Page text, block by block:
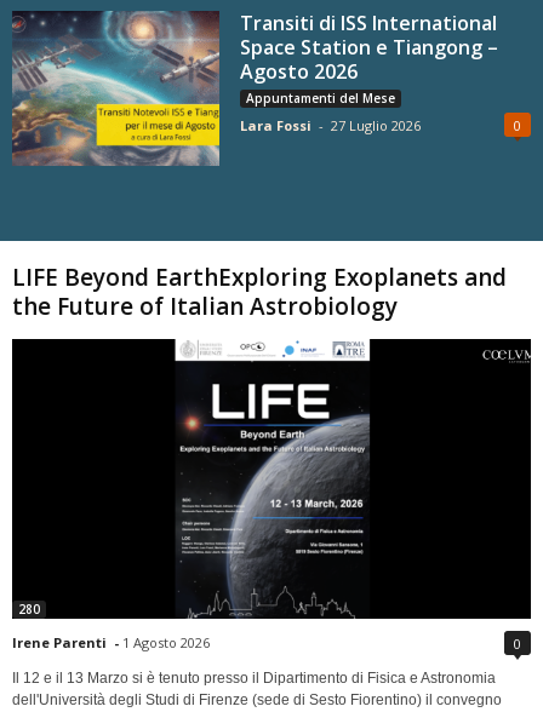
Transiti di ISS International
Space Station e Tiangong –
Agosto 2026
Appuntamenti del Mese
Lara Fossi - 27 Luglio 2026 0
LIFE Beyond EarthExploring Exoplanets and
the Future of Italian Astrobiology
280
Irene Parenti - 1 Agosto 2026 0
Il 12 e il 13 Marzo si è tenuto presso il Dipartimento di Fisica e Astronomia
dell'Università degli Studi di Firenze (sede di Sesto Fiorentino) il convegno